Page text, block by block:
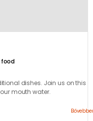
food
dishes. Join us on this
mouth water.